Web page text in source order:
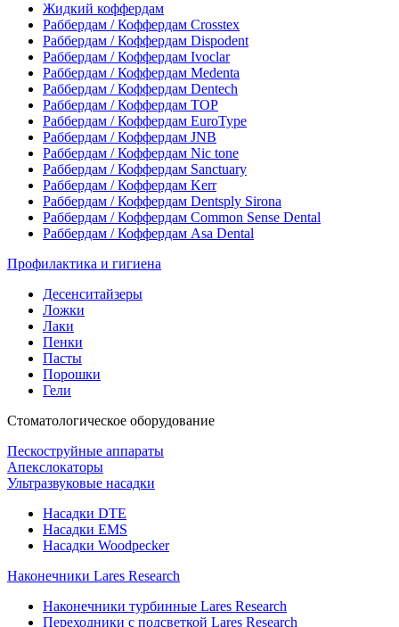
Жидкий коффердам
Раббердам / Коффердам Crosstex
Раббердам / Коффердам Dispodent
Раббердам / Коффердам Ivoclar
Раббердам / Коффердам Medenta
Раббердам / Коффердам Dentech
Раббердам / Коффердам ТОР
Раббердам / Коффердам EuroType
Раббердам / Коффердам JNB
Раббердам / Коффердам Nic tone
Раббердам / Коффердам Sanctuary
Раббердам / Коффердам Kerr
Раббердам / Коффердам Dentsply Sirona
Раббердам / Коффердам Common Sense Dental
Раббердам / Коффердам Asa Dental
Профилактика и гигиена
Десенситайзеры
Ложки
Лаки
Пенки
Пасты
Порошки
Гели
Стоматологическое оборудование
Пескоструйные аппараты
Апекслокаторы
Ультразвуковые насадки
Насадки DTE
Насадки EMS
Насадки Woodpecker
Наконечники Lares Research
Наконечники турбинные Lares Research
Переходники с подсветкой Lares Research